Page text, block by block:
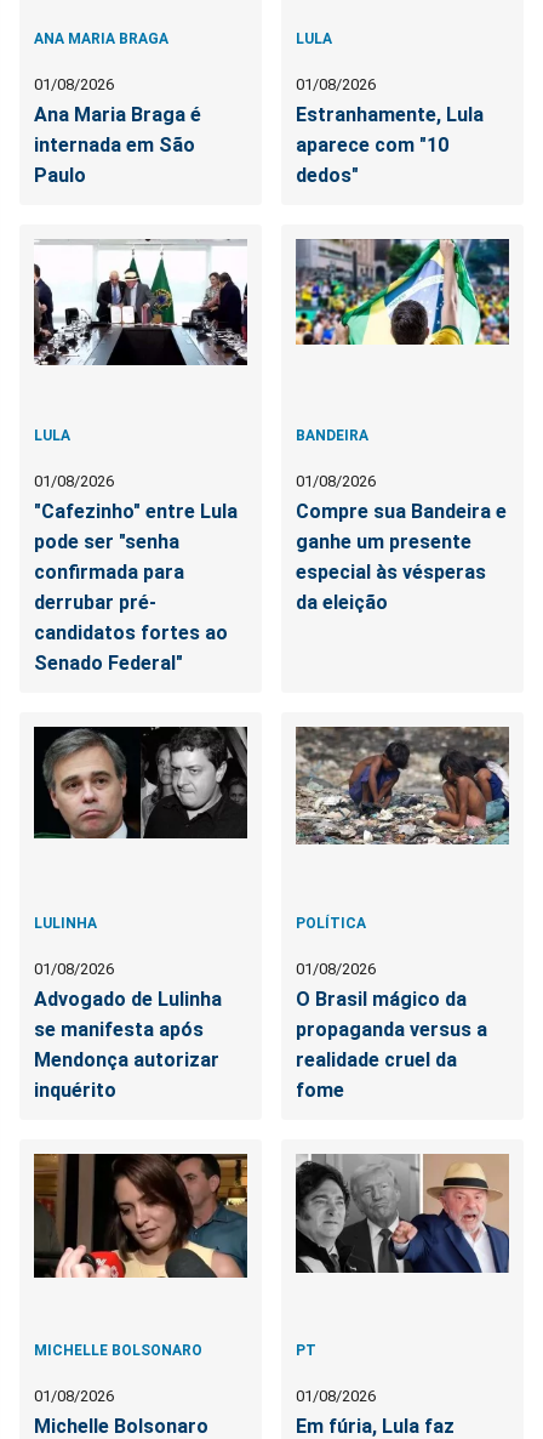
ANA MARIA BRAGA
01/08/2026
Ana Maria Braga é
internada em São
Paulo
LULA
01/08/2026
Estranhamente, Lula
aparece com "10
dedos"
LULA
01/08/2026
"Cafezinho" entre Lula
pode ser "senha
confirmada para
derrubar pré-
candidatos fortes ao
Senado Federal"
BANDEIRA
01/08/2026
Compre sua Bandeira e
ganhe um presente
especial às vésperas
da eleição
LULINHA
01/08/2026
Advogado de Lulinha
se manifesta após
Mendonça autorizar
inquérito
POLÍTICA
01/08/2026
O Brasil mágico da
propaganda versus a
realidade cruel da
fome
MICHELLE BOLSONARO
01/08/2026
Michelle Bolsonaro
PT
01/08/2026
Em fúria, Lula faz